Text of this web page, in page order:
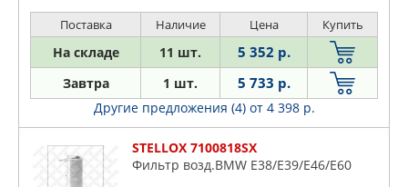
Поставка Наличие Цена Купить
На складе 11 шт. 5 352 р.
Завтра 1 шт. 5 733 р.
Другие предложения (4) от 4 398 р.
STELLOX 7100818SX
Фильтр возд.BMW E38/E39/E46/E60